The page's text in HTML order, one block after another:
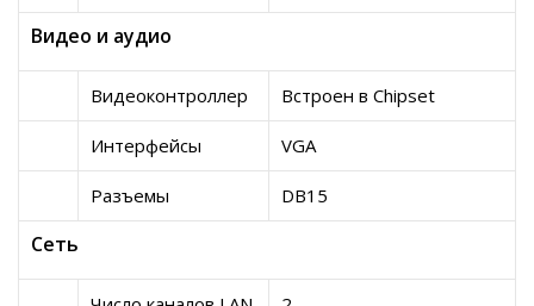
Видео и аудио
Видеоконтроллер Встроен в Chipset
Интерфейсы VGA
Разъемы DB15
Сеть